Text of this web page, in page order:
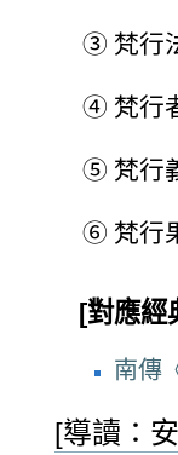
③ 梵行
④ 梵行
⑤ 梵行
⑥ 梵行
[對應經
南傳
[導讀：